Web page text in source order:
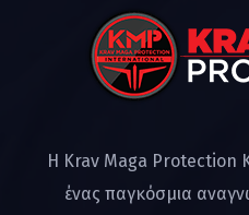
Η Krav Maga Protection
ένας παγκόσμια